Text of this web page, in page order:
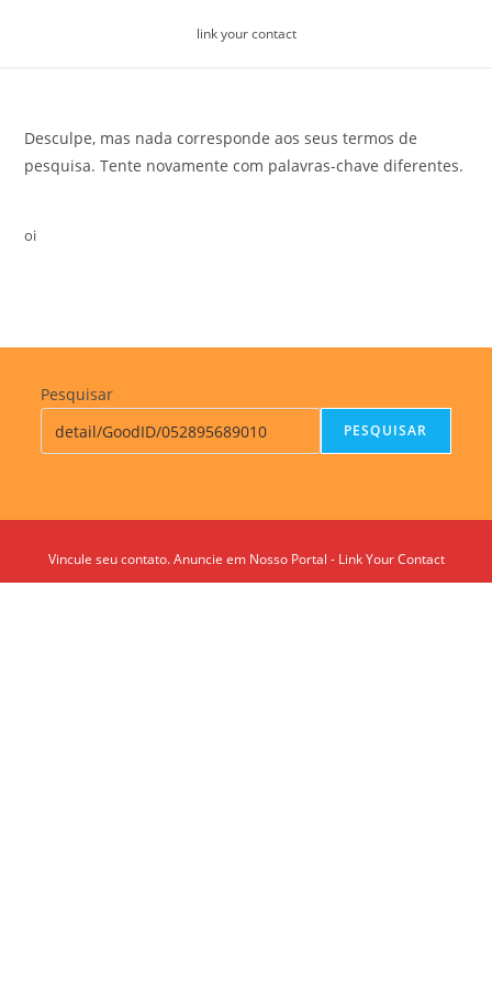
link your contact
Desculpe, mas nada corresponde aos seus termos de
pesquisa. Tente novamente com palavras-chave diferentes.
oi
Pesquisar
PESQUISAR
Vincule seu contato. Anuncie em Nosso Portal - Link Your Contact